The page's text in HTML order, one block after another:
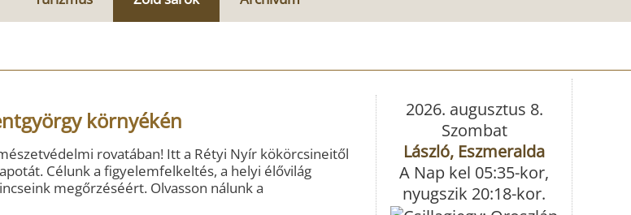
környékén
rovatában! Itt a Rétyi Nyír kökörcsineitől
Célunk a figyelemfelkeltés, a helyi élővilág
megőrzéséért. Olvasson nálunk a
2026. augusztus 8.
Szombat
László, Eszmeralda
A Nap kel 05:35-kor,
nyugszik 20:18-kor.